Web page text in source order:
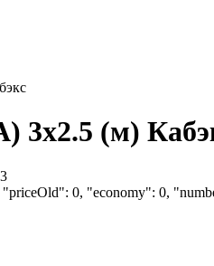
3х2.5 (м)
0, "economy": 0,